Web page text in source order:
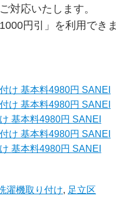
対応いたします。
円引」を利用できま
け 基本料4980円 SANEI
け 基本料4980円 SANEI
基本料4980円 SANEI
け 基本料4980円 SANEI
基本料4980円 SANEI
濯機取り付け, 足立区